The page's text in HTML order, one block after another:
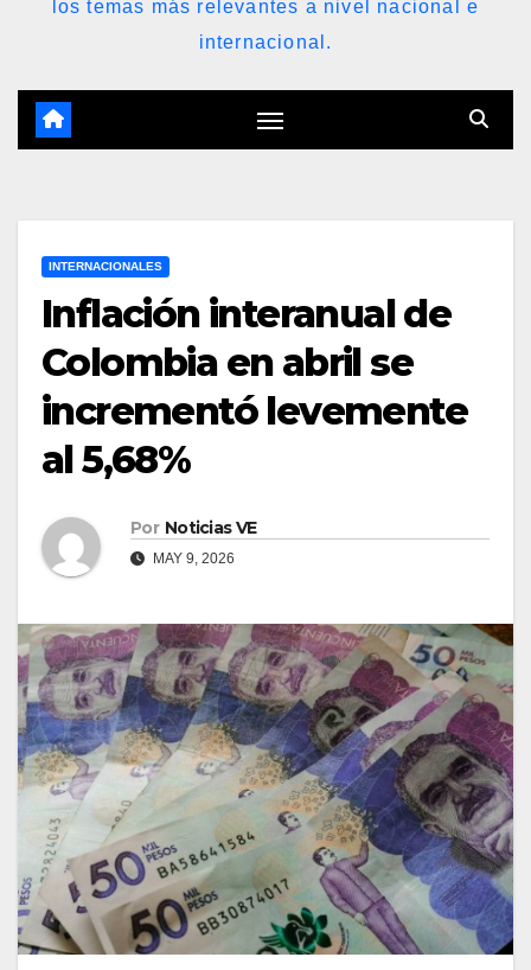
los temas más relevantes a nivel nacional e
internacional.
INTERNACIONALES
Inflación interanual de
Colombia en abril se
incrementó levemente
al 5,68%
Por Noticias VE
MAY 9, 2026